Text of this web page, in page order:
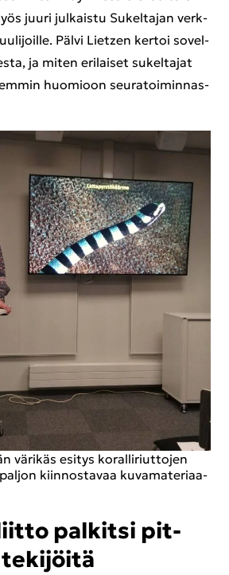
juuri jul­kais­tu Su­kel­ta­jan verk­
Pälvi Lietzen ker­toi so­vel­
ja miten eri­lai­set su­kel­ta­jat
huo­mioon seu­ra­toi­min­nas­
vä­ri­käs esi­tys ko­ral­li­riut­to­jen
kiin­nos­ta­vaa ku­va­ma­te­ri­aa­
pal­kit­si pit­
te­ki­jöi­tä